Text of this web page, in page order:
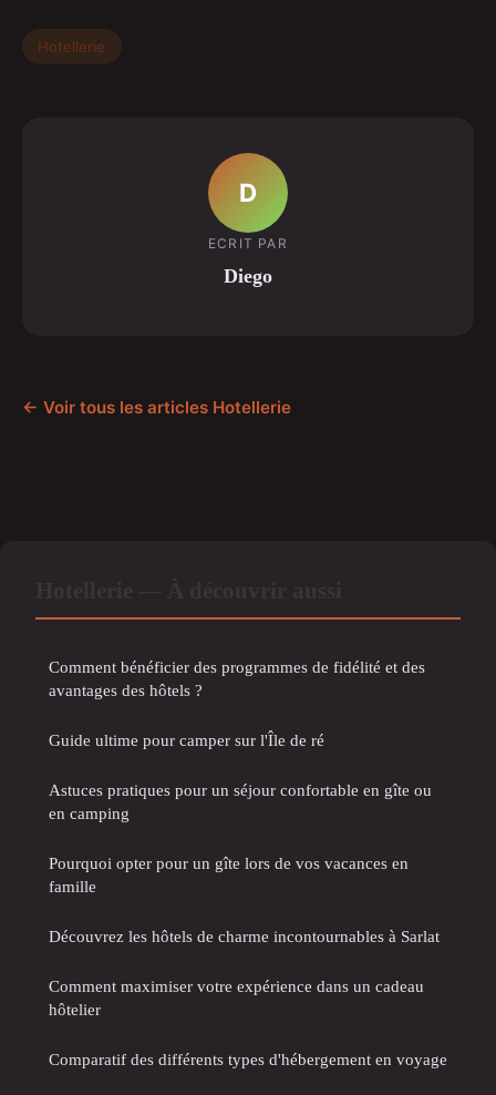
Hotellerie
D
ECRIT PAR
Diego
← Voir tous les articles Hotellerie
Comment bénéficier des programmes de fidélité et des
avantages des hôtels ?
Guide ultime pour camper sur l'Île de ré
Astuces pratiques pour un séjour confortable en gîte ou
en camping
Pourquoi opter pour un gîte lors de vos vacances en
famille
Découvrez les hôtels de charme incontournables à Sarlat
Comment maximiser votre expérience dans un cadeau
hôtelier
Comparatif des différents types d'hébergement en voyage